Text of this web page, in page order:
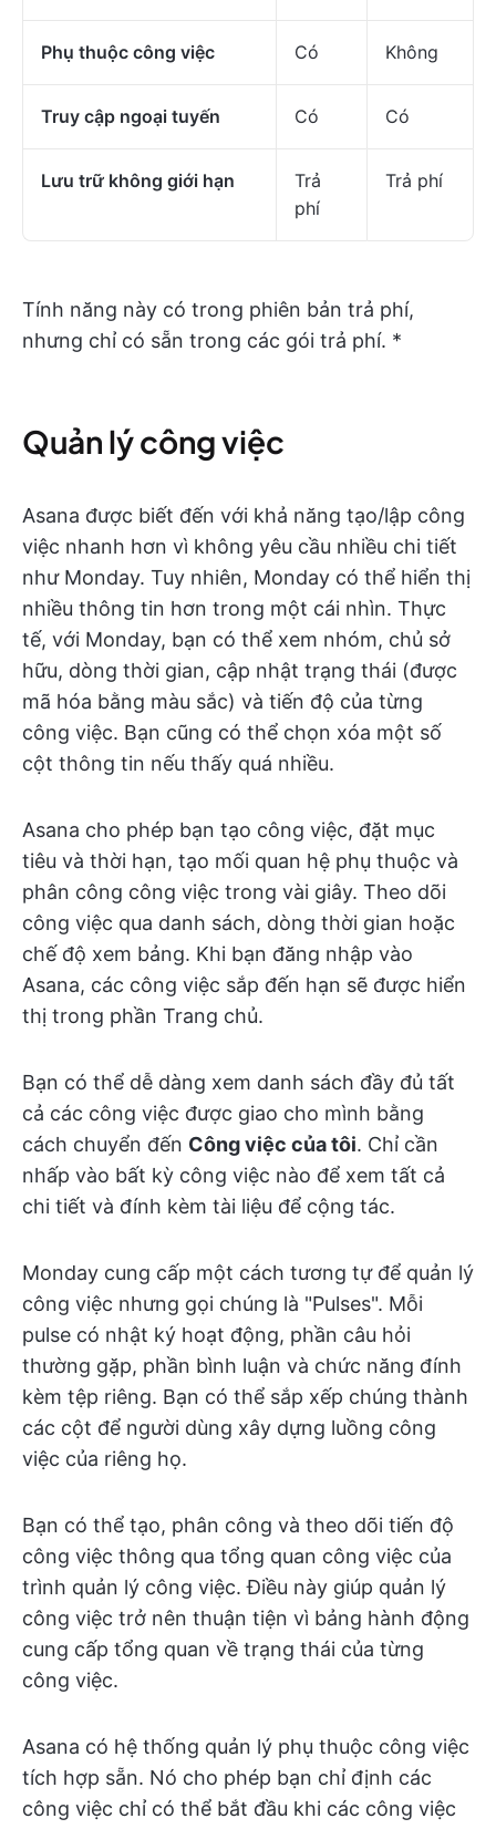
Phụ thuộc công việc Có Không
Truy cập ngoại tuyến Có Có
Lưu trữ không giới hạn
Trả
phí
Trả phí
Tính năng này có trong phiên bản trả phí,
nhưng chỉ có sẵn trong các gói trả phí. *
Quản lý công việc
Asana được biết đến với khả năng tạo/lập công
việc nhanh hơn vì không yêu cầu nhiều chi tiết
như Monday. Tuy nhiên, Monday có thể hiển thị
nhiều thông tin hơn trong một cái nhìn. Thực
tế, với Monday, bạn có thể xem nhóm, chủ sở
hữu, dòng thời gian, cập nhật trạng thái (được
mã hóa bằng màu sắc) và tiến độ của từng
công việc. Bạn cũng có thể chọn xóa một số
cột thông tin nếu thấy quá nhiều.
Asana cho phép bạn tạo công việc, đặt mục
tiêu và thời hạn, tạo mối quan hệ phụ thuộc và
phân công công việc trong vài giây. Theo dõi
công việc qua danh sách, dòng thời gian hoặc
chế độ xem bảng. Khi bạn đăng nhập vào
Asana, các công việc sắp đến hạn sẽ được hiển
thị trong phần Trang chủ.
Bạn có thể dễ dàng xem danh sách đầy đủ tất
cả các công việc được giao cho mình bằng
cách chuyển đến Công việc của tôi. Chỉ cần
nhấp vào bất kỳ công việc nào để xem tất cả
chi tiết và đính kèm tài liệu để cộng tác.
Monday cung cấp một cách tương tự để quản lý
công việc nhưng gọi chúng là "Pulses". Mỗi
pulse có nhật ký hoạt động, phần câu hỏi
thường gặp, phần bình luận và chức năng đính
kèm tệp riêng. Bạn có thể sắp xếp chúng thành
các cột để người dùng xây dựng luồng công
việc của riêng họ.
Bạn có thể tạo, phân công và theo dõi tiến độ
công việc thông qua tổng quan công việc của
trình quản lý công việc. Điều này giúp quản lý
công việc trở nên thuận tiện vì bảng hành động
cung cấp tổng quan về trạng thái của từng
công việc.
Asana có hệ thống quản lý phụ thuộc công việc
tích hợp sẵn. Nó cho phép bạn chỉ định các
công việc chỉ có thể bắt đầu khi các công việc